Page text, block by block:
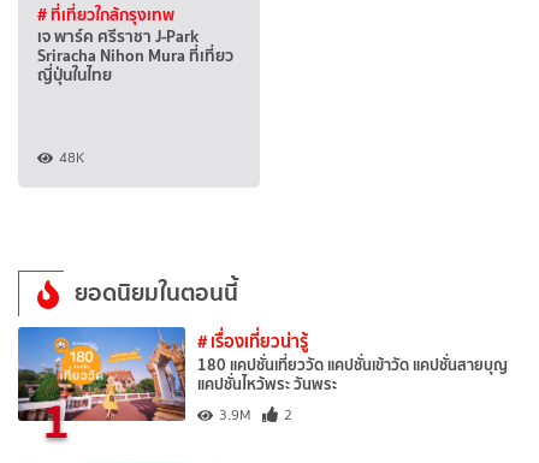
# ที่เที่ยวใกล้กรุงเทพ
เจ พาร์ค ศรีราชา J-Park
Sriracha Nihon Mura ที่เที่ยว
ญี่ปุ่นในไทย
48K
ยอดนิยมในตอนนี้
1
# เรื่องเที่ยวน่ารู้
180 แคปชั่นเที่ยววัด แคปชั่นเข้าวัด แคปชั่นสายบุญ
แคปชั่นไหว้พระ วันพระ
3.9M 2